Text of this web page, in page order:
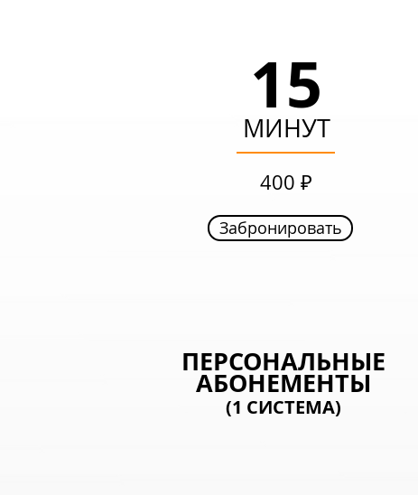
15
МИНУТ
Забронировать
ВЫГОДНЫЙ
АБОНЕМЕНТ
15
МИНУТ
400 ₽
Забронировать
ПЕРСОНАЛЬНЫЕ
АБОНЕМЕНТЫ
(1 СИСТЕМА)